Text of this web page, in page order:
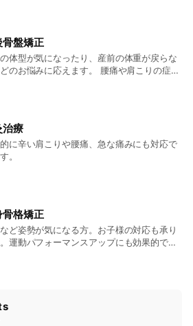
相談ください。
骨盤矯正
体型が気になったり、産前の体重が戻らな
のお悩みに応えます。 腰痛や肩こりの症状
治療
に辛い肩こりや腰痛、急な痛みにも対応で
。
骨格矯正
ど姿勢が気になる方。お子様の対応も承り
運動パフォーマンスアップにも効果的で